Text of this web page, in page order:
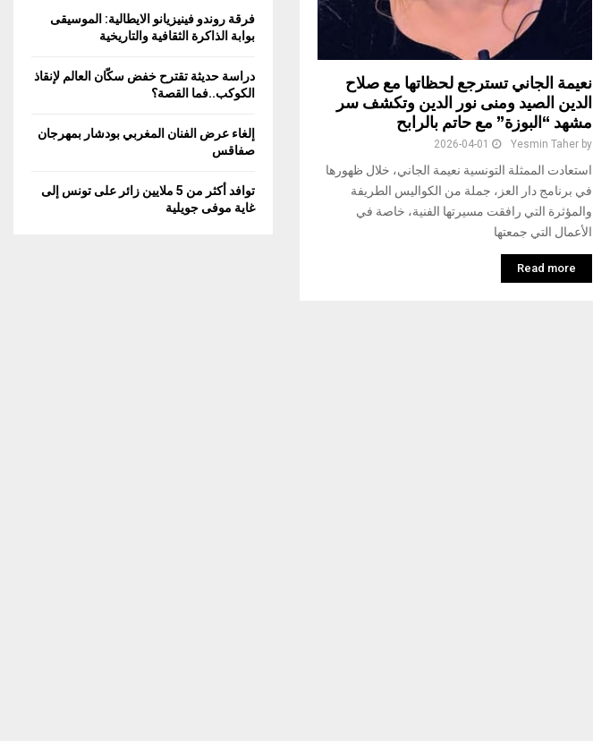
نعيمة الجاني تسترجع لحظاتها مع صلاح
الدين الصيد ومنى نور الدين وتكشف سر
مشهد “البوزة” مع حاتم بالرابح
by
Yesmin Taher
2026-04-01
استعادت الممثلة التونسية نعيمة الجاني، خلال ظهورها
في برنامج دار العز، جملة من الكواليس الطريفة
والمؤثرة التي رافقت مسيرتها الفنية، خاصة في
الأعمال التي جمعتها
Read more
فرقة روندو فينيزيانو الايطالية: الموسيقى
بوابة الذاكرة الثقافية والتاريخية
دراسة حديثة تقترح خفض سكّان العالم لإنقاذ
الكوكب..فما القصة؟
إلغاء عرض الفنان المغربي بودشار بمهرجان
صفاقس
توافد أكثر من 5 ملايين زائر على تونس إلى
غاية موفى جويلية